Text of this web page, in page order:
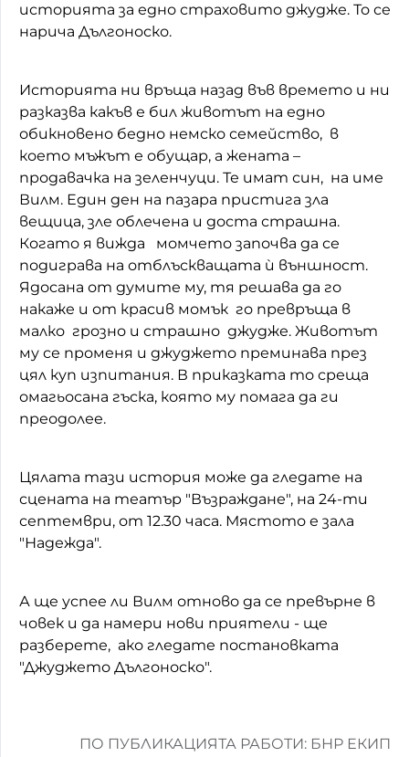
Като Айнщайн
Питаме Ви
До ре ми
историята за едно страховито джудже. То се
нарича Дългоноско.
Историята ни връща назад във времето и ни
разказва какъв е бил животът на едно
обикновено бедно немско семейство, в
което мъжът е обущар, а жената –
продавачка на зеленчуци. Те имат син, на име
Вилм. Един ден на пазара пристига зла
вещица, зле облечена и доста страшна.
Когато я вижда момчето започва да се
подиграва на отблъскващата ѝ външност.
Ядосана от думите му, тя решава да го
накаже и от красив момък го превръща в
малко грозно и страшно джудже. Животът
му се променя и джуджето преминава през
цял куп изпитания. В приказката то среща
омагьосана гъска, която му помага да ги
преодолее.
Цялата тази история може да гледате на
сцената на театър "Възраждане", на 24-ти
септември, от 12.30 часа. Мястото е зала
"Надежда".
А ще успее ли Вилм отново да се превърне в
човек и да намери нови приятели - ще
разберете, ако гледате постановката
"Джуджето Дългоноско".
ПО ПУБЛИКАЦИЯТА РАБОТИ: БНР ЕКИП